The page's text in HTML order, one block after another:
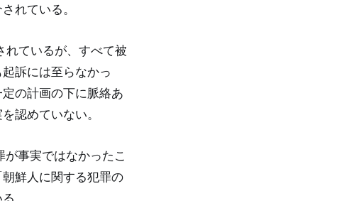
れている。
れているが、すべて被
訴には至らなかっ
の計画の下に脈絡あ
認めていない。
が事実ではなかったこ
鮮人に関する犯罪の